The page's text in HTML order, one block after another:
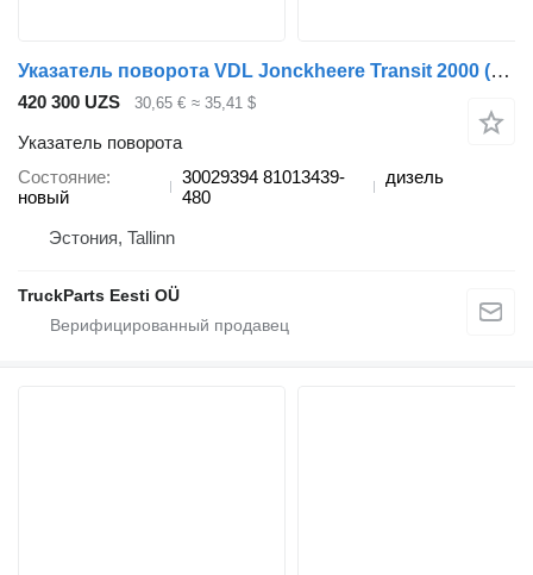
Указатель поворота VDL Jonckheere Transit 2000 (01.05-12.13) 30029394 для автобуса VDL Jonckheere Transit 2000 (2005-2013)
420 300 UZS 30,65 € ≈ 35,41 $
Указатель поворота
Состояние
новый
30029394 81013439-
480
дизель
Эстония, Tallinn
TruckParts Eesti OÜ